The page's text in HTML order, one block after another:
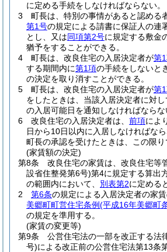
に定める手続をしなければならない。
3
町長は、特別の事情があると認める
第1号の規定による請書に保証人の連
とし、又は同項第2号に規定する敷金
猶予をすることができる。
4
町長は、改良住宅の入居決定者が第
する期間内に第1項の手続をしないと
の決定を取り消すことができる。
5
町長は、改良住宅の入居決定者が第
をしたときは、当該入居決定者に対
の入居可能日を通知しなければならな
6
改良住宅の入居決定者は、 前項によ
日から10日以内に入居しなければなら
町長の承認を受けたときは、この限り
(家賃額の決定)
第8条
改良住宅の家賃は、改良住宅等
設省住整発第6号)第4に規定する算出
の範囲内において、 別表第2に定める
2
第6条の規定による入居決定者の家賃
美郷町町営住宅条例(平成16年美郷町
の規定を準用する。
(家賃の変更等)
第9条
公営住宅法の一部を改正する法
号)による改正前の公営住宅法第13条